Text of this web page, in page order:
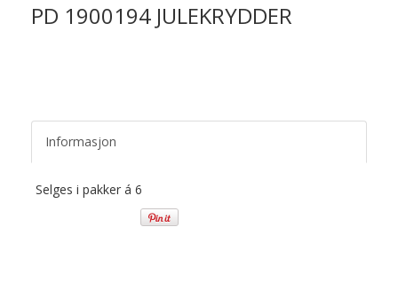
PD 1900194 JULEKRYDDER
Informasjon
Selges i pakker á 6